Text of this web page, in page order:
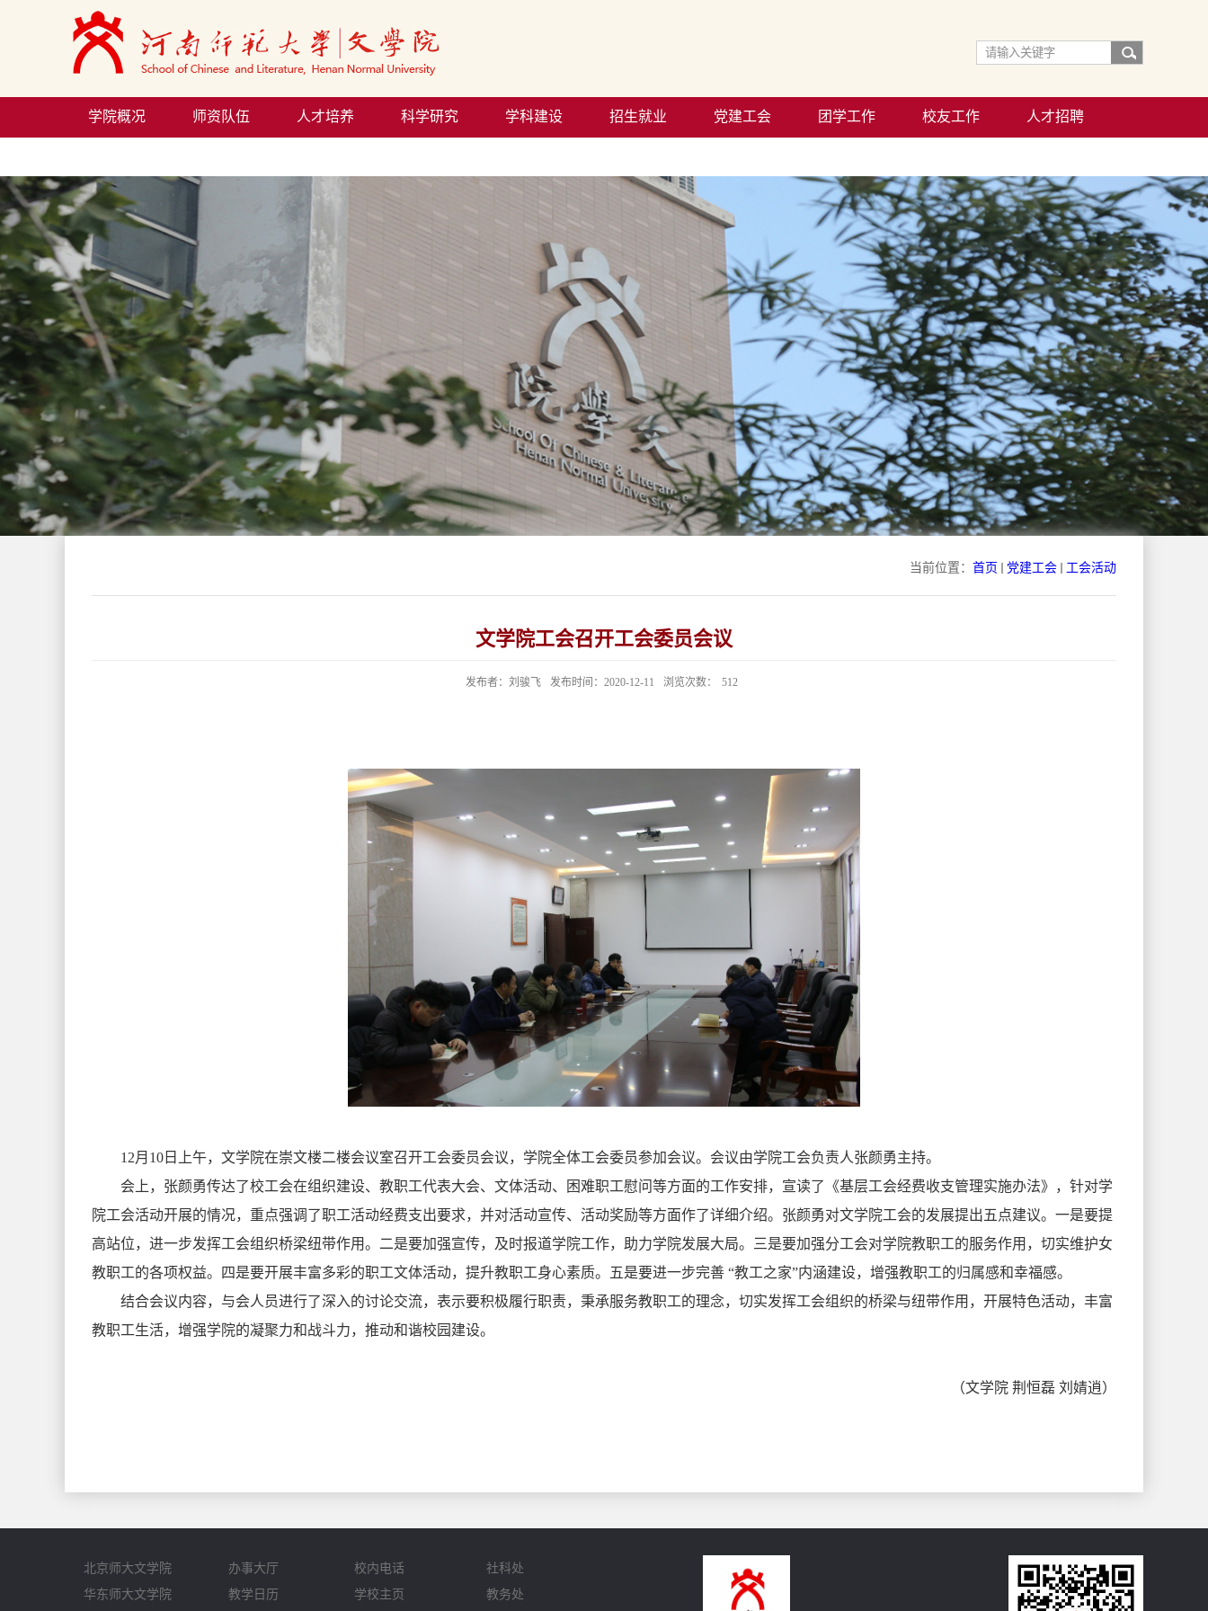
学院概况 师资队伍 人才培养 科学研究 学科建设 招生就业 党建工会 团学工作 校友工作 人才招聘
当前位置： 首页 党建工会 工会活动
文学院工会召开工会委员会议
发布者：刘骏飞 发布时间：2020-12-11 浏览次数： 512
12月 10 日上午，文学院在崇文楼二楼会议室召开工会委员会议，学院全体工会委员参加会议。会议由学院工会负责人张颜勇主持。
会上，张颜勇传达了校工会在组织建设、教职工代表大会、文体活动、困难职工慰问等方面的工作安排，宣读了《基层工会经费收支管理实施办法》，针对学
院工会活动开展的情况，重点强调了职工活动经费支出要求，并对活动宣传、活动奖励等方面作了详细介绍。张颜勇对文学院工会的发展提出五点建议。一是要提
高站位，进一步发挥工会组织桥梁纽带作用。二是要加强宣传，及时报道学院工作，助力学院发展大局。三是要加强分工会对学院教职工的服务作用，切实维护女
教职工的各项权益。四是要开展丰富多彩的职工文体活动，提升教职工身心素质。五是要进一步完善 “教工之家”内涵建设，增强教职工的归属感和幸福感。
结合会议内容，与会人员进行了深入的讨论交流，表示要积极履行职责，秉承服务教职工的理念，切实发挥工会组织的桥梁与纽带作用，开展特色活动，丰富
教职工生活，增强学院的凝聚力和战斗力，推动和谐校园建设。
（文学院 荆恒磊 刘婧逍）
北京师大文学院
华东师大文学院
办事大厅
教学日历
校内电话
学校主页
社科处
教务处